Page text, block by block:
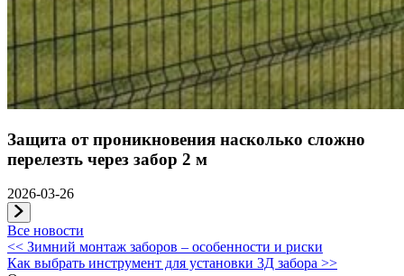
Защита от проникновения насколько сложно
перелезть через забор 2 м
2026-03-26
Все новости
Навигация
<< Зимний монтаж заборов – особенности и риски
Как выбрать инструмент для установки 3Д забора >>